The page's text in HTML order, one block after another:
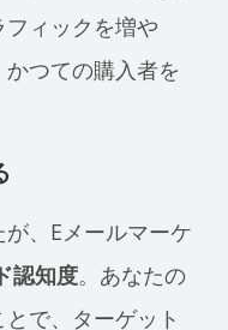
ィックを増や
つての購入者を
、Eメールマーケ
認知度。あなたの
で、ターゲット